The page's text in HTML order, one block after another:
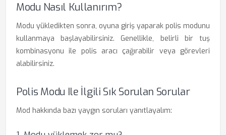
Modu Nasıl Kullanırım?
Modu yükledikten sonra, oyuna giriş yaparak polis modunu
kullanmaya başlayabilirsiniz. Genellikle, belirli bir tuş
kombinasyonu ile polis aracı çağırabilir veya görevleri
alabilirsiniz.
Polis Modu Ile İlgili Sık Sorulan Sorular
Mod hakkında bazı yaygın soruları yanıtlayalım: